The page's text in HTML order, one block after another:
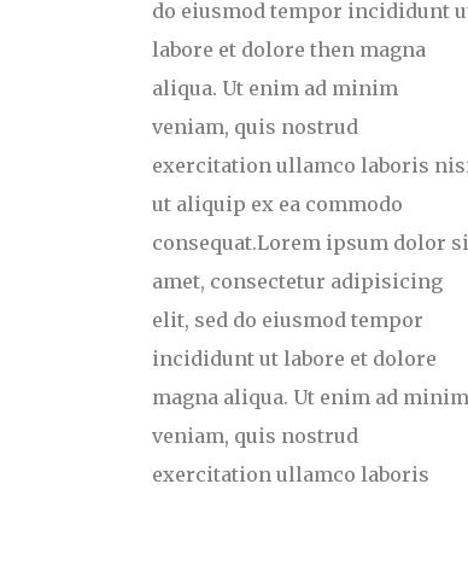
do eiusmod tempor incididunt
labore et dolore then magna
aliqua. Ut enim ad minim
veniam, quis nostrud
exercitation ullamco laboris
ut aliquip ex ea commodo
consequat.Lorem ipsum dolor
amet, consectetur adipisicing
elit, sed do eiusmod tempor
incididunt ut labore et dolore
magna aliqua. Ut enim ad minim
veniam, quis nostrud
exercitation ullamco laboris